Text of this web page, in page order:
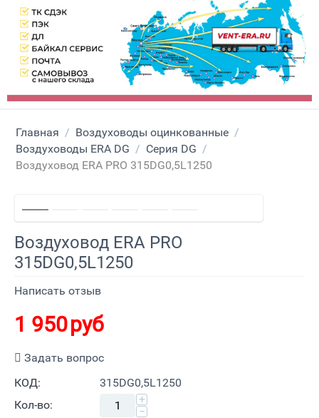
Главная / Воздуховоды оцинкованные /
Воздуховоды ERA DG / Серия DG /
Воздуховод ERA PRO 315DG0,5L1250
Воздуховод ERA PRO
315DG0,5L1250
Написать отзыв
1 950руб
Задать вопрос
КОД:
315DG0,5L1250
Кол-во:
+
−